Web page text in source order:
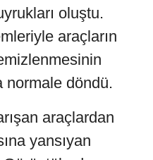
oluştu.
araçların
normale döndü.
araçlardan
yansıyan